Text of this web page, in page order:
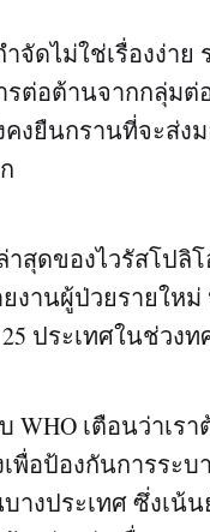
ำจัดไม่ใช่เรื่องง่า
รต่อต้านจากกลุ่มต่
งยืนกรานที่จะส่ง
สุดของไวรัสโปลิ
งานผู้ป่วยรายให
ประเทศในช่วงท
WHO เตือนว่าเร
พื่อป้องกันการระ
างประเทศ ซึ่งเน้